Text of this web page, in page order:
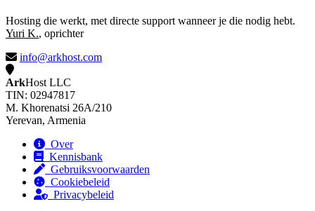
Hosting die werkt, met directe support wanneer je die nodig hebt.
Yuri K., oprichter
info@arkhost.com
ArkHost LLC
TIN: 02947817
M. Khorenatsi 26A/210
Yerevan, Armenia
Over
Kennisbank
Gebruiksvoorwaarden
Cookiebeleid
Privacybeleid